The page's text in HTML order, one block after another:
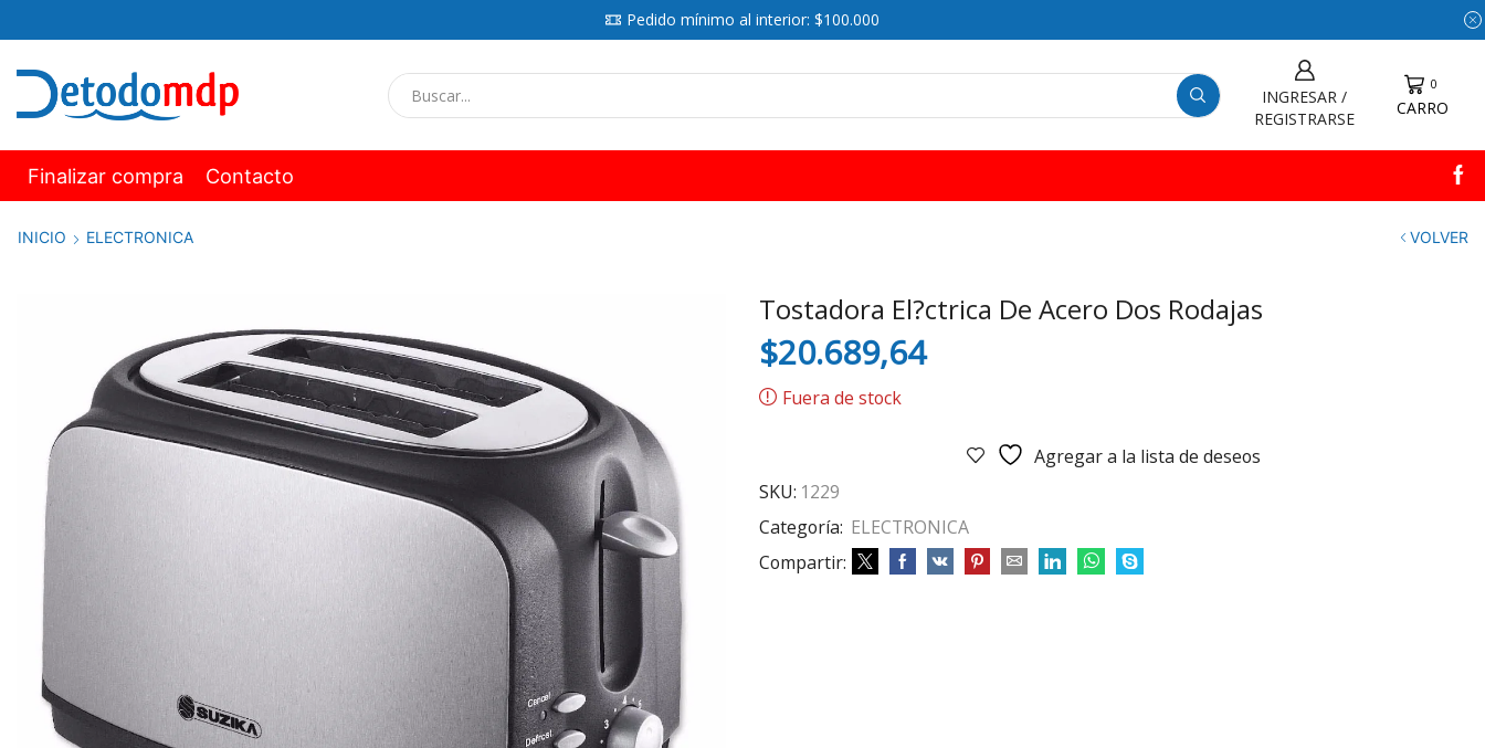
Pedido mínimo al interior: $100.000
INGRESAR /
REGISTRARSE
0
CARRO
Finalizar compra Contacto
INICIO ELECTRONICA VOLVER
Tostadora El?ctrica De Acero Dos Rodajas
$20.689,64
Fuera de stock
Agregar a la lista de deseos
SKU: 1229
Categoría: ELECTRONICA
Compartir: